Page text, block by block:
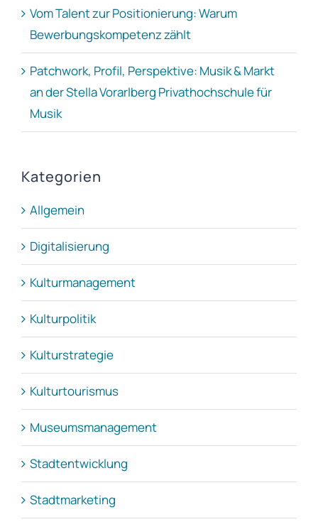
Vom Talent zur Positionierung: Warum
Bewerbungskompetenz zählt
Patchwork, Profil, Perspektive: Musik & Markt
an der Stella Vorarlberg Privathochschule für
Musik
Kategorien
Allgemein
Digitalisierung
Kulturmanagement
Kulturpolitik
Kulturstrategie
Kulturtourismus
Museumsmanagement
Stadtentwicklung
Stadtmarketing